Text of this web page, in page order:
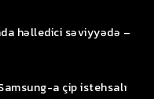
həlledici səviyyədə –
a çip istehsalı